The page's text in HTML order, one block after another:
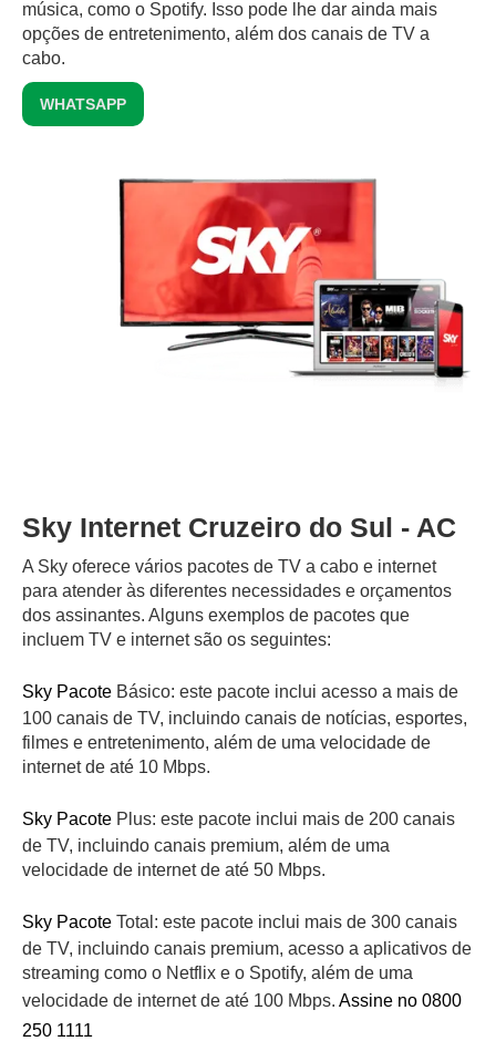
música, como o Spotify. Isso pode lhe dar ainda mais
opções de entretenimento, além dos canais de TV a
cabo.
WHATSAPP
Sky Internet Cruzeiro do Sul - AC
A Sky oferece vários pacotes de TV a cabo e internet
para atender às diferentes necessidades e orçamentos
dos assinantes. Alguns exemplos de pacotes que
incluem TV e internet são os seguintes:
Sky Pacote Básico: este pacote inclui acesso a mais de
100 canais de TV, incluindo canais de notícias, esportes,
filmes e entretenimento, além de uma velocidade de
internet de até 10 Mbps.
Sky Pacote Plus: este pacote inclui mais de 200 canais
de TV, incluindo canais premium, além de uma
velocidade de internet de até 50 Mbps.
Sky Pacote Total: este pacote inclui mais de 300 canais
de TV, incluindo canais premium, acesso a aplicativos de
streaming como o Netflix e o Spotify, além de uma
velocidade de internet de até 100 Mbps. Assine no 0800
250 1111